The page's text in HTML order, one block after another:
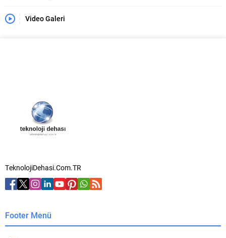
Video Galeri
TeknolojiDehasi.Com.TR
Footer Menü